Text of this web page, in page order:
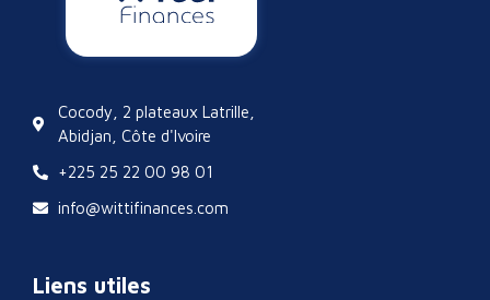
Cocody, 2 plateaux Latrille,
Abidjan, Côte d'Ivoire
+225 25 22 00 98 01
info@wittifinances.com
Liens utiles